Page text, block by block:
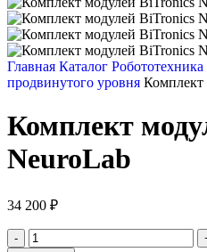
Главная Каталог Робототехника
продвинутого уровня Комплект
Комплект
NeuroLab
34 200 ₽
Количество